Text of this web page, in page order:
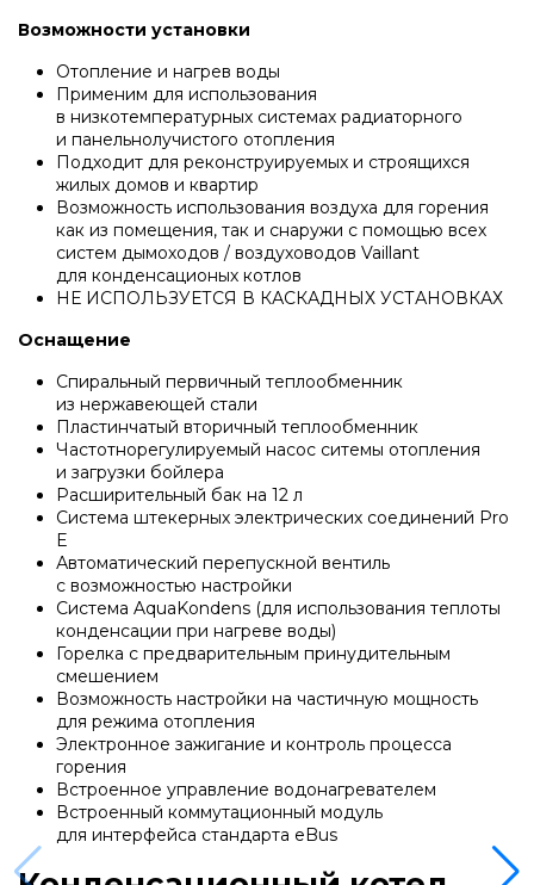
Системы управления Vaillant
Пакетные решения Vaillant
Вентиляционные установки Vaillant
Насосные группы Vaillant
Viessmann
Напольные газовые котлы
Настенные конденсационные котлы
Напольные конденсационные котлы
Водонагреватели
Ferroli
Котлы Ferroli
Промышленное оборудование
Возможности установки
Отопление и нагрев воды
Применим для использования
в низкотемпературных системах радиаторного
и панельнолучистого отопления
Подходит для реконструируемых и строящихся
жилых домов и квартир
Возможность использования воздуха для горения
как из помещения, так и снаружи с помощью всех
систем дымоходов / воздуховодов Vaillant
для конденсационых котлов
НЕ ИСПОЛЬЗУЕТСЯ В КАСКАДНЫХ УСТАНОВКАХ
Оснащение
Спиральный первичный теплообменник
из нержавеющей стали
Пластинчатый вторичный теплообменник
Частотнорегулируемый насос ситемы отопления
и загрузки бойлера
Расширительный бак на 12 л
Система штекерных электрических соединений Pro
E
Автоматический перепускной вентиль
с возможностью настройки
Система AquaKondens (для использования теплоты
конденсации при нагреве воды)
Горелка с предварительным принудительным
смешением
Возможность настройки на частичную мощность
для режима отопления
Электронное зажигание и контроль процесса
горения
Встроенное управление водонагревателем
Встроенный коммутационный модуль
для интерфейса стандарта eBus